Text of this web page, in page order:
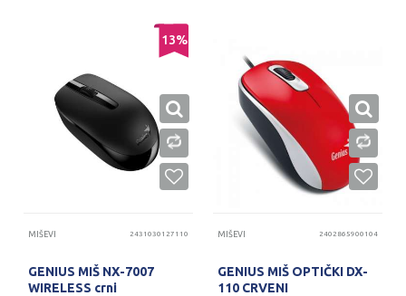
13%
MIŠEVI 2431030127110
GENIUS MIŠ NX-7007
WIRELESS crni
MIŠEVI 2402865900104
GENIUS MIŠ OPTIČKI DX-
110 CRVENI